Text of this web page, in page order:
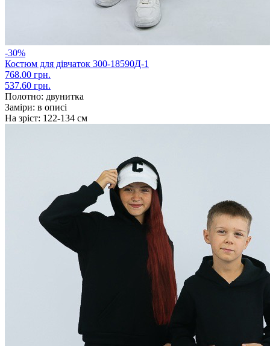
-30%
Костюм для дівчаток 300-18590Д-1
768.00 грн.
537.60 грн.
Полотно: двунитка
Заміри: в описі
На зріст: 122-134 см